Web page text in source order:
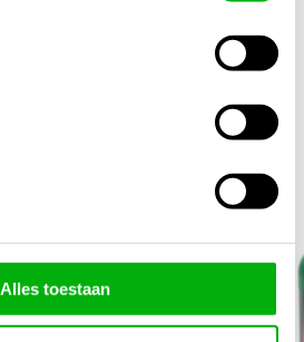
Alles toestaan
1/4